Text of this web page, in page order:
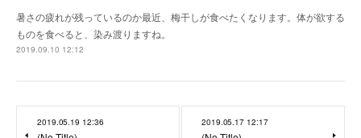
暑さの疲れが残っているのか最近、梅干しが食べたくなります。体が欲する
ものを食べると、染み渡りますね。
2019.09.10 12:12
2019.05.19 12:36 2019.05.17 12:17